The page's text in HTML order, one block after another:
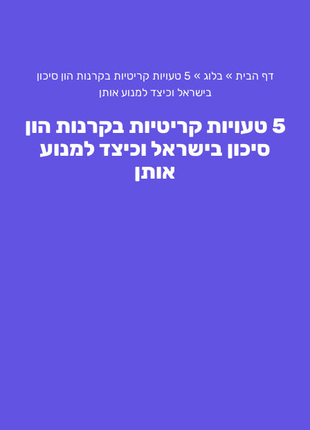
דף הבית »בלוג »
5 טעויות קריטיות בקרנות הון סיכון
בישראל וכיצד למנוע אותן
5 טעויות קריטיות בקרנות הון
סיכון בישראל וכיצד למנוע
אותן